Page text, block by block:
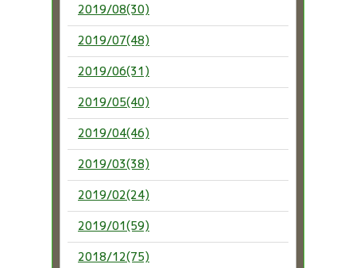
2019/08(30)
2019/07(48)
2019/06(31)
2019/05(40)
2019/04(46)
2019/03(38)
2019/02(24)
2019/01(59)
2018/12(75)